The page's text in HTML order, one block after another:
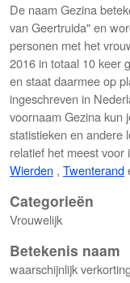
De naam Gezina
van Geertruida" en
personen met het
2016 in totaal 10 keer
en staat daarmee op
ingeschreven in
voornaam Gezina kun
statistieken en andere
relatief het meest voor
Wierden , Twenterand
Categorieën
Vrouwelijk
Betekenis naam
waarschijnlijk